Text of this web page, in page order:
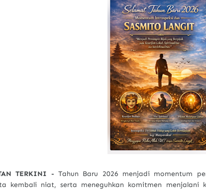
TERKINI - Tahun Baru 2026 menjadi momentum
kembali niat, serta meneguhkan komitmen menjalani